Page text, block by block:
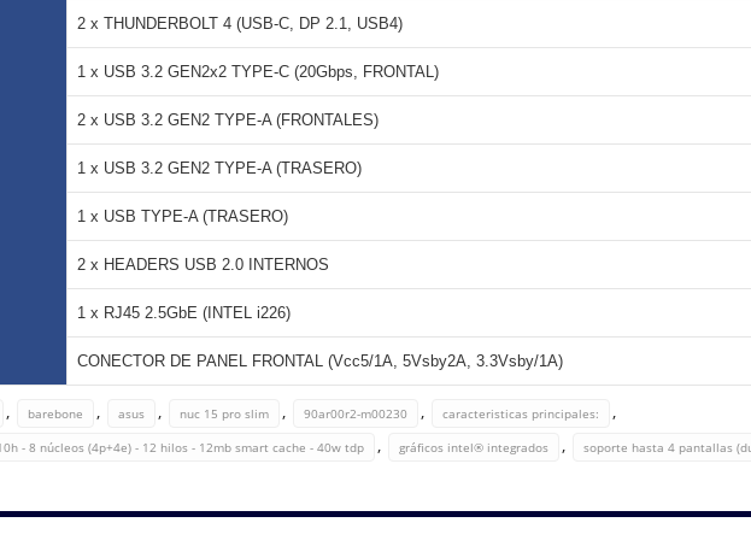
2 x THUNDERBOLT 4 (USB-C, DP 2.1, USB4)
1 x USB 3.2 GEN2x2 TYPE-C (20Gbps, FRONTAL)
2 x USB 3.2 GEN2 TYPE-A (FRONTALES)
1 x USB 3.2 GEN2 TYPE-A (TRASERO)
1 x USB TYPE-A (TRASERO)
2 x HEADERS USB 2.0 INTERNOS
1 x RJ45 2.5GbE (INTEL i226)
CONECTOR DE PANEL FRONTAL (Vcc5/1A, 5Vsby2A, 3.3Vsby/1A)
, barebone , asus , nuc 15 pro slim , 90ar00r2-m00230 , caracteristicas principales: ,
- 8 núcleos (4p+4e) - 12 hilos - 12mb smart cache - 40w tdp , gráficos intel® integrados , soporte hasta 4 pantallas